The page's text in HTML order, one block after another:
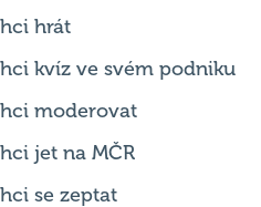
hrát
kvíz ve svém podniku
moderovat
jet na MČR
se zeptat